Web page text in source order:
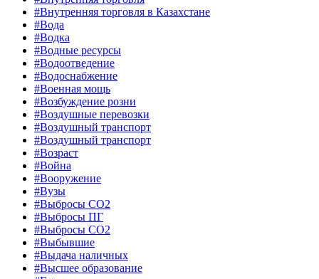
#Внутренняя торговля в Казахстане
#Вода
#Водка
#Водные ресурсы
#Водоотведение
#Водоснабжение
#Военная мощь
#Возбуждение розни
#Воздушные перевозки
#Воздушный транспорт
#Воздушный транспорт
#Возраст
#Война
#Вооружение
#Вузы
#Выбросы CO2
#Выбросы ПГ
#Выбросы СО2
#Выбывшие
#Выдача наличных
#Высшее образование